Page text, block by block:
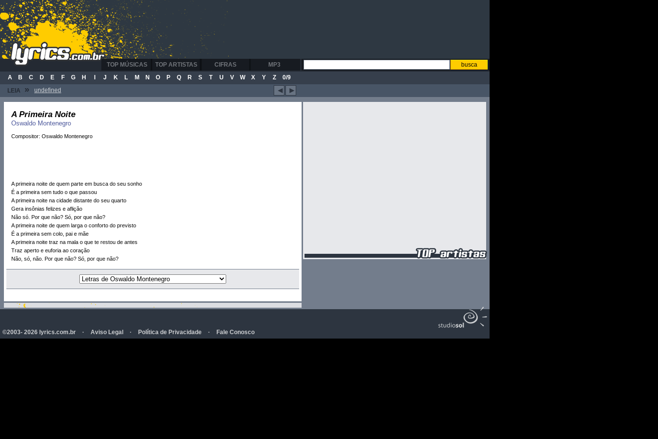
MP3
CIFRAS
TOP ARTISTAS
TOP MÚSICAS
A
B C D E F G H J K L M N O P Q R S T U V W X Y Z
0/9
LEIA
» undefined ◄ ►
A Primeira Noite
Oswaldo Montenegro
Compositor: Oswaldo Montenegro
A primeira noite de quem parte em busca do seu sonho
É a primeira sem tudo o que passou
A primeira noite na cidade distante do seu quarto
Gera insônias felizes e aflição
Não só. Por que não? Só, por que não?
A primeira noite de quem larga o conforto do previsto
É a primeira sem colo, pai e mãe
A primeira noite traz na mala o que te restou de antes
Traz aperto e euforia ao coração
Não, só, não. Por que não? Só, por que não?
©2003- 2026 lyrics.com.br · Aviso Legal · Política de Privacidade · Fale Conosco